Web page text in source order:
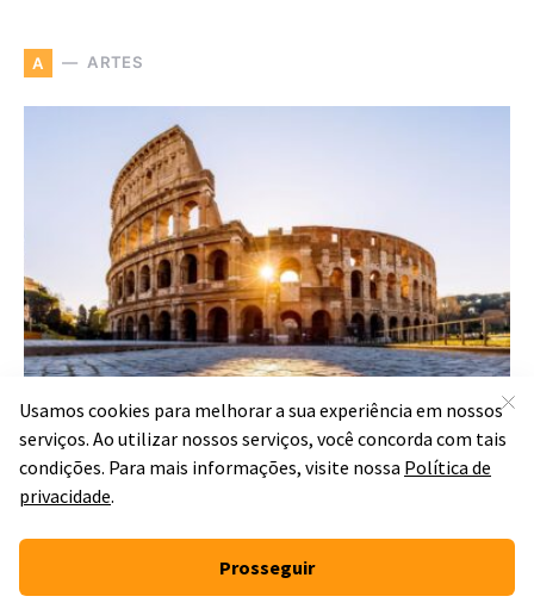
A ARTES
Arquitetura na Roma
Antiga: influências,
características e
importância